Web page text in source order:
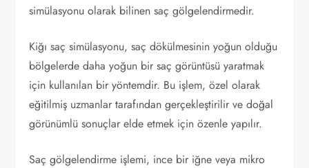
simülasyonu olarak bilinen saç gölgelendirmedir.
Kiğı saç simülasyonu, saç dökülmesinin yoğun olduğu
bölgelerde daha yoğun bir saç görüntüsü yaratmak
için kullanılan bir yöntemdir. Bu işlem, özel olarak
eğitilmiş uzmanlar tarafından gerçekleştirilir ve doğal
görünümlü sonuçlar elde etmek için özenle yapılır.
Saç gölgelendirme işlemi, ince bir iğne veya mikro